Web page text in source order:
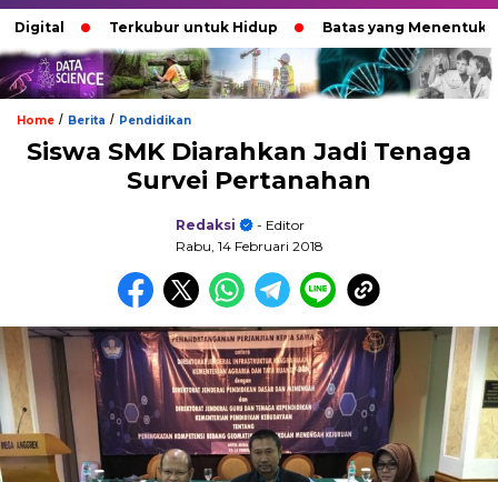
Terkubur untuk Hidup Batas yang Menentukan
Home / Berita / Pendidikan
Siswa SMK Diarahkan Jadi Tenaga
Survei Pertanahan
Redaksi
- Editor
Rabu, 14 Februari 2018